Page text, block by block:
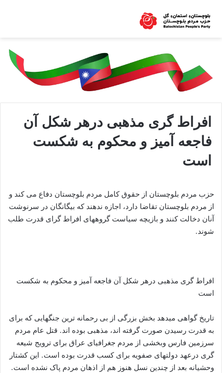
افراط گری مذهبی درهر شکل آن
فاجعه آمیز و محکوم به شکست
است
حزب مردم بلوچستان از حقوق کامل مردم بلوچستان دفاع می کند و
از مردم بلوچستان تقاضا دارد، اجازه ندهند که بیگانگان در سرنوشت
آنان دخالت کنند و بازیچه سیاست گروههای افراط گرای قدرت طلب
شوند.
افراط گری مذهبی درهر شکل آن فاجعه آمیز و محکوم به شکست
است
تاریخ گواهی میدهد بخش بزرگی از بی رحمانه ترین جنگهایی که برای
به قدرت رسیدن صورت گرفته اند، مذهبی بوده اند. قتل عام مردم
سرزمین فارس وبخشی از مردم جغرافیای عراق برای ترویج شیعه
گری درعهد دولتهای صفویه برای کسب قدرت بوده است. این کشتار
وحشیانه بعد از چندین نسل هنوز هم از اذهان مردم پاک نشده است.